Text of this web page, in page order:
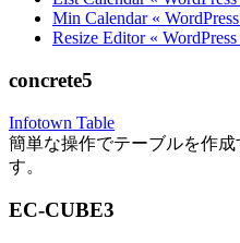
Min Calendar «
Resize Editor «
concrete5
Infotown Table
簡単な操作でテーブルを作
す。
EC-CUBE3